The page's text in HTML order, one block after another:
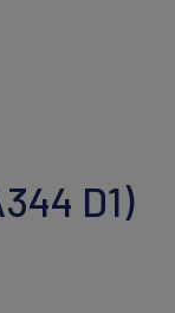
D1)